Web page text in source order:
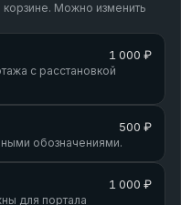
Можно изменить
1 000 ₽
с расстановкой
500 ₽
обозначениями.
1 000 ₽
для портала